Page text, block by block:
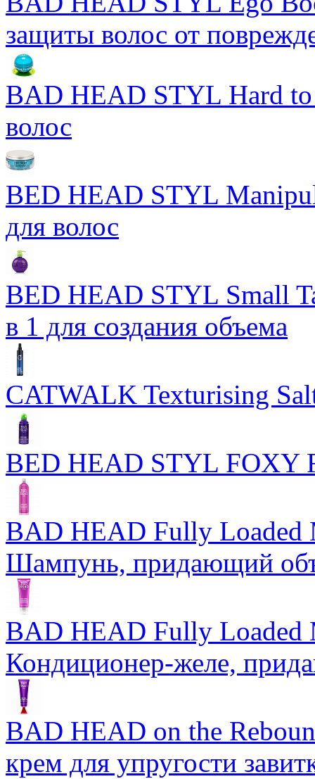
защиты волос от
BAD HEAD STYL Hard to
волос
BED HEAD STYL
для волос
BED HEAD STYL Small
в 1 для создания объема
CATWALK Texturising
BED HEAD STYL FOXY
BAD HEAD Fully Loaded
Шампунь, придающий
BAD HEAD Fully Loaded
Кондиционер-желе,
BAD HEAD on the
крем для упругости